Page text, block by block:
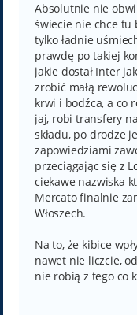
Absolutnie nie
świecie nie chce tu
tylko ładnie
prawdę po takiej
jakie dostał Inter
zrobić małą
krwi i bodźca, a co
jaj, robi transfery
składu, po drodze
zapowiedziami
przeciągając się z
ciekawe nazwiska
Mercato finalnie
Włoszech.
Na to, że kibice
nawet nie liczcie,
nie robią z tego co